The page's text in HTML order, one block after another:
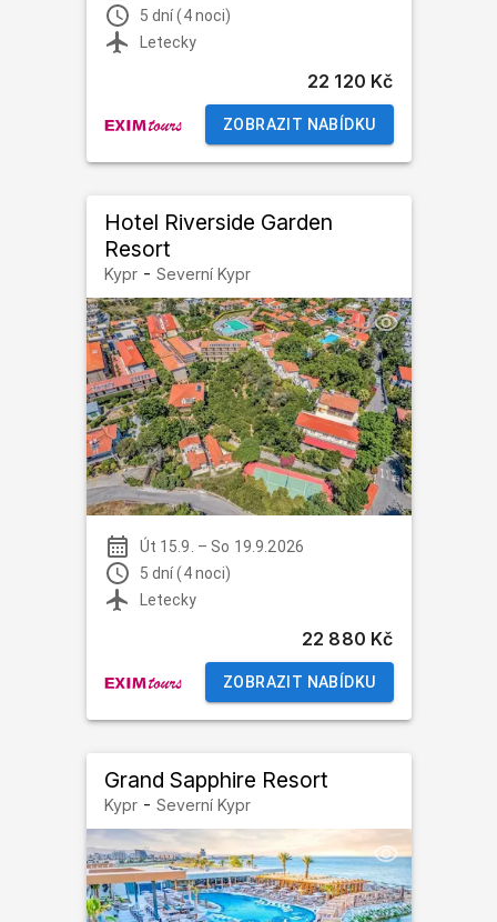
5 dní (4 noci)
Letecky
22 120 Kč
ZOBRAZIT NABÍDKU
Hotel Riverside Garden
Resort
Kypr- Severní Kypr
Út 15.9. – So 19.9.2026
5 dní (4 noci)
Letecky
22 880 Kč
ZOBRAZIT NABÍDKU
Grand Sapphire Resort
Kypr- Severní Kypr